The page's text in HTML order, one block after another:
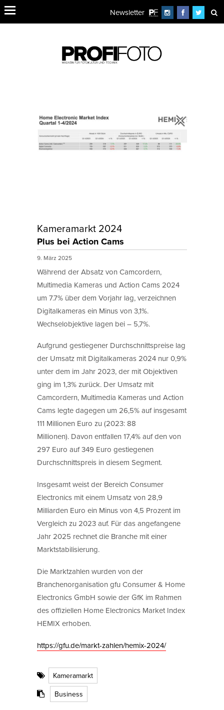
Newsletter
Kameramarkt 2024
Plus bei Action Cams
9. März 2025
Während der Absatz von Camcordern,
Multimedia Kameras und Action Cams 2024
um 7.7% über dem Vorjahr lag, verzeichnen
Digitalkameras ein Minus von 3,1%.
Wechselobjektive lagen bei – 5,7%.
Aufgrund gestiegener Durchschnittspreise lag
der Umsatz mit Digitalkameras 2024 nur 0,9%
unter dem im Jahr 2023, der mit Objektiven
ging im 1,3% zurück. Der Umsatz mit
Camcordern, Multimedia Kameras und Action
Cams legte dagegen um 26,5% auf insgesamt
111 Millionen Euro zu (2023: 88
Millionen). Davon entfallen 17,4% auf den von
297 Euro auf 349 Euro gestiegenen
Durchschnittspreis in diesem Segment.
Insgesamt weist der Bereich Consumer
Electronics mit einem Umsatz von 28,9
Milliarden Euro ein Minus von 4,5 Prozent im
Vergleich zu 2023 auf. Für das angefangene
Jahr 2025 rechnet die Branche mit einer
Marktstabilisierung.
Die Marktzahlen wurden von der
Branchenorganisation gfu Consumer & Home
Electronics GmbH sowie der GfK im Rahmen
des offiziellen Home Electronics Market Index
HEMIX erhoben.
https://gfu.de/markt-zahlen/hemix-2024/
Kameramarkt
Business